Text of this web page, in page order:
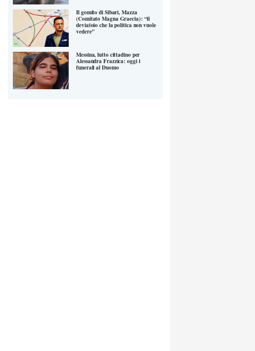
Il gomito di Sibari, Mazza
(Comitato Magna Graecia): “il
deviatoio che la politica non vuole
vedere”
Messina, lutto cittadino per
Alessandra Frazzica: oggi i
funerali al Duomo